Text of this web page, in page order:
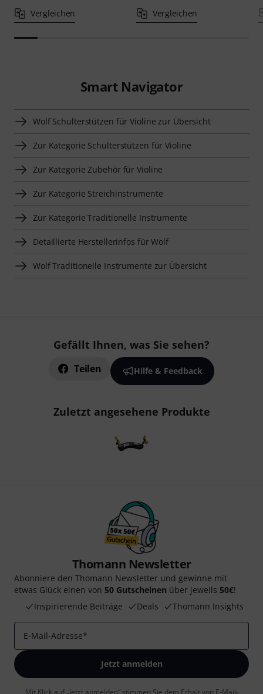
Vergleichen Vergleichen
Smart Navigator
Wolf Schulterstützen für Violine zur Übersicht
Zur Kategorie Schulterstützen für Violine
Zur Kategorie Zubehör für Violine
Zur Kategorie Streichinstrumente
Zur Kategorie Traditionelle Instrumente
Detaillierte Herstellerinfos für Wolf
Wolf Traditionelle Instrumente zur Übersicht
Gefällt Ihnen, was Sie sehen?
Teilen Hilfe & Feedback
Zuletzt angesehene Produkte
Thomann Newsletter
Abonniere den Thomann Newsletter und gewinne mit
etwas Glück einen von 50 Gutscheinen über jeweils 50€!
Inspirierende Beiträge
Deals Thomann Insights
E-Mail-Adresse*
Jetzt anmelden
Mit Klick auf „Jetzt anmelden“ stimmen Sie dem Erhalt von E-Mail-